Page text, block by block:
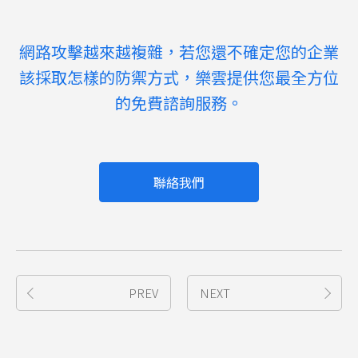
網路攻擊越來越複雜，若您還不確定您的企業
該採取怎樣的防禦方式，樂雲提供您最全方位
的免費諮詢服務。
聯絡我們
PREV NEXT